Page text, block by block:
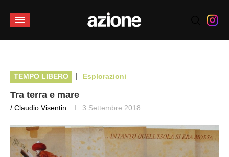
TEMPO LIBERO | Esplorazioni
Tra terra e mare
/ Claudio Visentin 3 Settembre 2018